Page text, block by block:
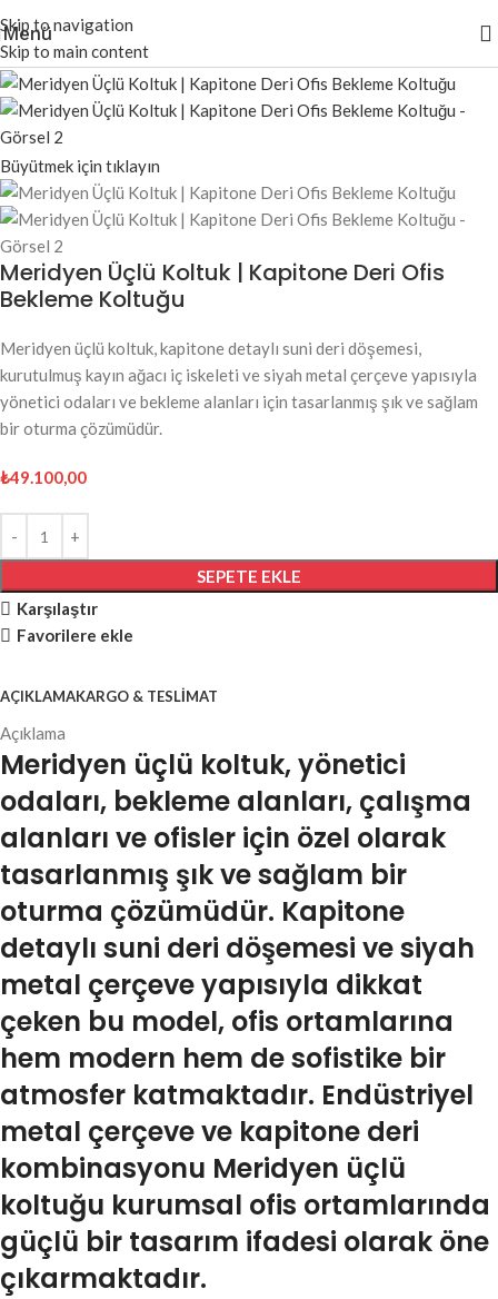
Skip to navigation
Skip to main content
Menü
Büyütmek için tıklayın
Meridyen Üçlü Koltuk | Kapitone Deri Ofis
Bekleme Koltuğu
Meridyen üçlü koltuk, kapitone detaylı suni deri döşemesi,
kurutulmuş kayın ağacı iç iskeleti ve siyah metal çerçeve yapısıyla
yönetici odaları ve bekleme alanları için tasarlanmış şık ve sağlam
bir oturma çözümüdür.
₺49.100,00
SEPETE EKLE
Karşılaştır
Favorilere ekle
AÇIKLAMAKARGO & TESLIMAT
Açıklama
Meridyen üçlü koltuk, yönetici
odaları, bekleme alanları, çalışma
alanları ve ofisler için özel olarak
tasarlanmış şık ve sağlam bir
oturma çözümüdür. Kapitone
detaylı suni deri döşemesi ve siyah
metal çerçeve yapısıyla dikkat
çeken bu model, ofis ortamlarına
hem modern hem de sofistike bir
atmosfer katmaktadır. Endüstriyel
metal çerçeve ve kapitone deri
kombinasyonu Meridyen üçlü
koltuğu kurumsal ofis ortamlarında
güçlü bir tasarım ifadesi olarak öne
çıkarmaktadır.